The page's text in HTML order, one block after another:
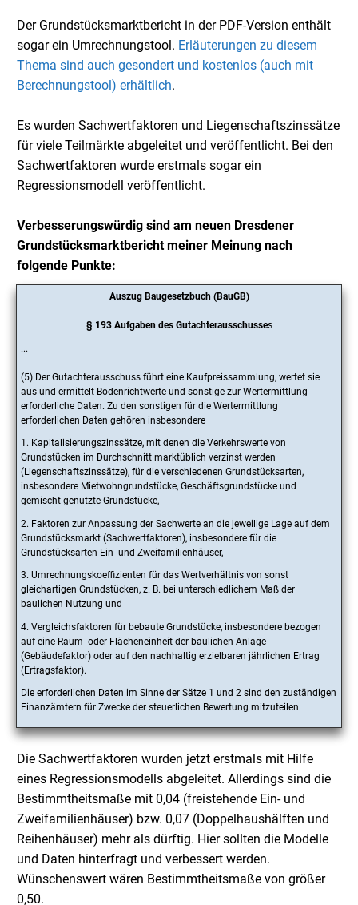
Der Grundstücksmarktbericht in der PDF-Version enthält
sogar ein Umrechnungstool. Erläuterungen zu diesem
Thema sind auch gesondert und kostenlos (auch mit
Berechnungstool) erhältlich.
Es wurden Sachwertfaktoren und Liegenschaftszinssätze
für viele Teilmärkte abgeleitet und veröffentlicht. Bei den
Sachwertfaktoren wurde erstmals sogar ein
Regressionsmodell veröffentlicht.
Verbesserungswürdig sind am neuen Dresdener
Grundstücksmarktbericht meiner Meinung nach
folgende Punkte:
Auszug Baugesetzbuch (BauGB)
§ 193 Aufgaben des Gutachterausschusses
...
(5) Der Gutachterausschuss führt eine Kaufpreissammlung, wertet sie
aus und ermittelt Bodenrichtwerte und sonstige zur Wertermittlung
erforderliche Daten. Zu den sonstigen für die Wertermittlung
erforderlichen Daten gehören insbesondere
1. Kapitalisierungszinssätze, mit denen die Verkehrswerte von
Grundstücken im Durchschnitt marktüblich verzinst werden
(Liegenschaftszinssätze), für die verschiedenen Grundstücksarten,
insbesondere Mietwohngrundstücke, Geschäftsgrundstücke und
gemischt genutzte Grundstücke,
2. Faktoren zur Anpassung der Sachwerte an die jeweilige Lage auf dem
Grundstücksmarkt (Sachwertfaktoren), insbesondere für die
Grundstücksarten Ein- und Zweifamilienhäuser,
3. Umrechnungskoeffizienten für das Wertverhältnis von sonst
gleichartigen Grundstücken, z. B. bei unterschiedlichem Maß der
baulichen Nutzung und
4. Vergleichsfaktoren für bebaute Grundstücke, insbesondere bezogen
auf eine Raum- oder Flächeneinheit der baulichen Anlage
(Gebäudefaktor) oder auf den nachhaltig erzielbaren jährlichen Ertrag
(Ertragsfaktor).
Die erforderlichen Daten im Sinne der Sätze 1 und 2 sind den zuständigen
Finanzämtern für Zwecke der steuerlichen Bewertung mitzuteilen.
Die Sachwertfaktoren wurden jetzt erstmals mit Hilfe
eines Regressionsmodells abgeleitet. Allerdings sind die
Bestimmtheitsmaße mit 0,04 (freistehende Ein- und
Zweifamilienhäuser) bzw. 0,07 (Doppelhaushälften und
Reihenhäuser) mehr als dürftig. Hier sollten die Modelle
und Daten hinterfragt und verbessert werden.
Wünschenswert wären Bestimmtheitsmaße von größer
0,50.